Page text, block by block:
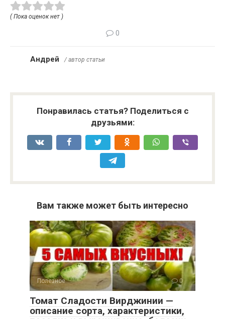
( Пока оценок нет )
0
Андрей / автор статьи
Понравилась статья? Поделиться с
друзьями:
Вам также может быть интересно
Полезное 0
Томат Сладости Вирджинии —
описание сорта, характеристики,